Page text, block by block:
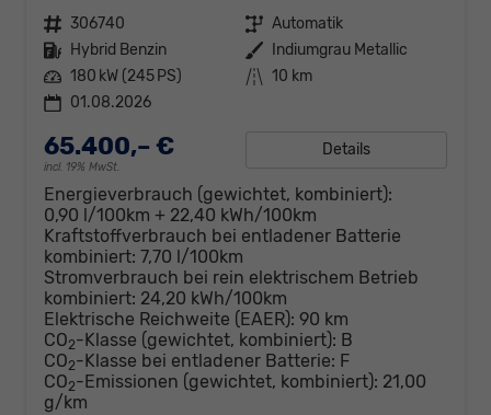
Fahrzeugnr. 306740 Getriebe Automatik
Kraftstoff Hybrid Benzin Außenfarbe
Indiumgrau Metallic
Leistung 180 kW (245 PS) Kilometerstand 10 km
01.08.2026
65.400,– €
incl. 19% MwSt.
Details
Energieverbrauch (gewichtet, kombiniert):
0,90 l/100km + 22,40 kWh/100km
Kraftstoffverbrauch bei entladener Batterie
kombiniert: 7,70 l/100km
Stromverbrauch bei rein elektrischem Betrieb
kombiniert: 24,20 kWh/100km
Elektrische Reichweite (EAER): 90 km
CO2-Klasse (gewichtet, kombiniert): B
CO2-Klasse bei entladener Batterie: F
CO2-Emissionen (gewichtet, kombiniert): 21,00
g/km